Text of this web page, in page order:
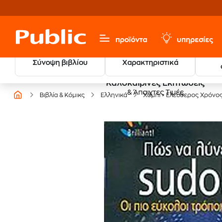
προϊόντα υπηρεσίες
Σύνοψη βιβλίου Χαρακτηριστικά
Καλοκαιρινές Εκπτώσεις
& Άπαιχτες Τιμές
Βιβλία & Κόμικς Ελληνικά Χόμπι - Ελεύθερος